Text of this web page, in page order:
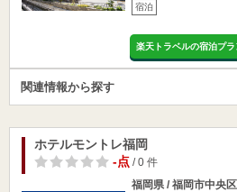
宿泊
楽天トラベルの宿泊プラ
関連情報から探す
ホテルモントレ福岡
-点/ 0 件
福岡県 / 福岡市中央区